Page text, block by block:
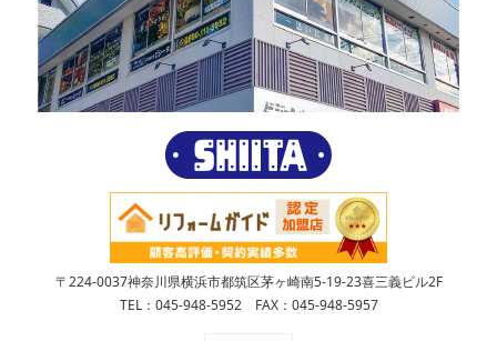
〒224-0037神奈川県横浜市都筑区茅ヶ崎南5-19-23喜三義ビル2F
TEL：045-948-5952 FAX：045-948-5957